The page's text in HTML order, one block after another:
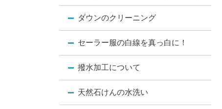
ダウンのクリーニング
セーラー服の白線を真っ白に！
撥水加工について
天然石けんの水洗い